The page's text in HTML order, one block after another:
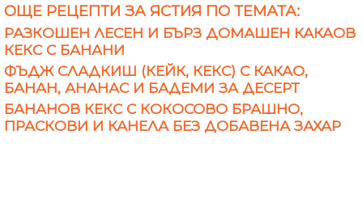
ОЩЕ РЕЦЕПТИ ЗА ЯСТИЯ ПО ТЕМАТА:
РАЗКОШЕН ЛЕСЕН И БЪРЗ ДОМАШЕН КАКАОВ
КЕКС С БАНАНИ
ФЪДЖ СЛАДКИШ (КЕЙК, КЕКС) С КАКАО,
БАНАН, АНАНАС И БАДЕМИ ЗА ДЕСЕРТ
БАНАНОВ КЕКС С КОКОСОВО БРАШНО,
ПРАСКОВИ И КАНЕЛА БЕЗ ДОБАВЕНА ЗАХАР